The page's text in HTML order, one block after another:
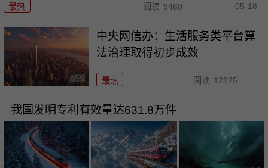
最热 阅读 9460 05-18
中央网信办：生活服务类平台算
法治理取得初步成效
最热 阅读 12825
我国发明专利有效量达631.8万件